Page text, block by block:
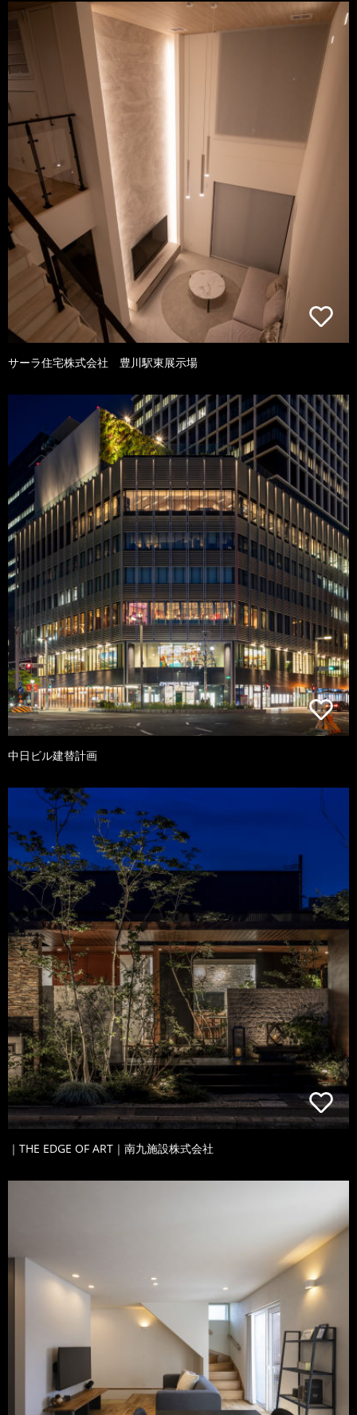
サーラ住宅株式会社 豊川駅東展示場
中日ビル建替計画
｜THE EDGE OF ART｜南九施設株式会社